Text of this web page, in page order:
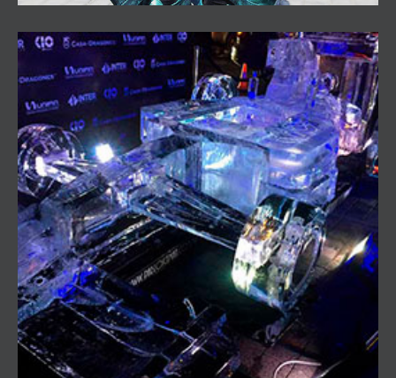
Iceman